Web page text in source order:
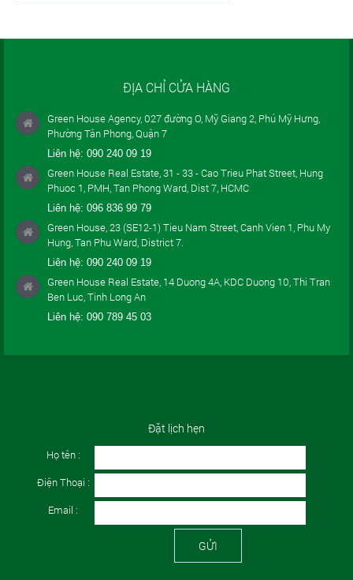
ĐỊA CHỈ CỬA HÀNG
Green House Agency, 027 đường O, Mỹ Giang 2, Phú Mỹ Hưng,
Phường Tân Phong, Quận 7
Liên hệ: 090 240 09 19
Green House Real Estate, 31 - 33 - Cao Trieu Phat Street, Hung
Phuoc 1, PMH, Tan Phong Ward, Dist 7, HCMC
Liên hệ: 096 836 99 79
Green House, 23 (SE12-1) Tieu Nam Street, Canh Vien 1, Phu My
Hung, Tan Phu Ward, District 7.
Liên hệ: 090 240 09 19
Green House Real Estate, 14 Duong 4A, KDC Duong 10, Thi Tran
Ben Luc, Tinh Long An
Liên hệ: 090 789 45 03
Đặt lịch hẹn
Họ tên :
Điện Thoại :
Email :
GỬI